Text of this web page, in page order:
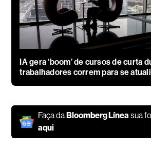
IA gera ‘boom’ de cursos de curta
trabalhadores correm para se
Faça da Bloomberg Líneasua
aqui